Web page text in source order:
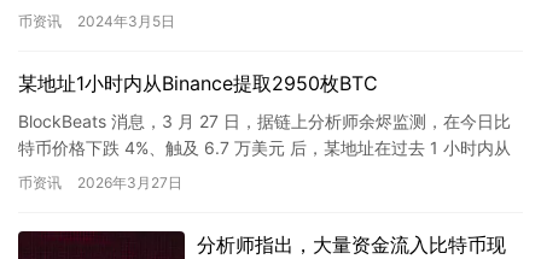
枚以太币兑换为…
币资讯 2024年3月5日
某地址1小时内从Binance提取2950枚BTC
BlockBeats 消息，3 月 27 日，据链上分析师余烬监测，在今日比
特币价格下跌 4%、触及 6.7 万美元 后，某地址在过去 1 小时内从
Binance 提取了 295…
币资讯 2026年3月27日
分析师指出，大量资金流入比特币现